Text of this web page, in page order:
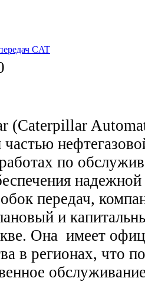
CAT
частью
по
передач,
и
Она имеет
в регионах, что